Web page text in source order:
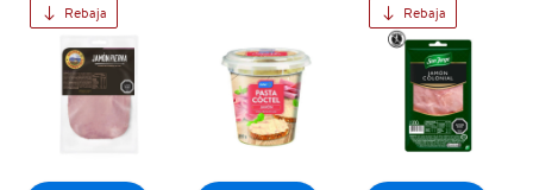
Rebaja Rebaja